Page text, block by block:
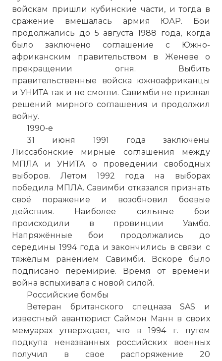
войскам пришли кубинские части, и тогда в
сражение вмешалась армия ЮАР. Бои
продолжались до 5 августа 1988 года, когда
было заключено соглашение с Южно-
африканским правительством в Женеве о
прекращении огня. Выбить
правительственные войска южноафриканцы
и УНИТА так и не смогли. Савимби не признал
решений мирного соглашения и продолжил
войну.
1990-е
31 июня 1991 года заключены
Лиссабонские мирные соглашения между
МПЛА и УНИТА о проведении свободных
выборов. Летом 1992 года на выборах
победила МПЛА. Савимби отказался признать
своё поражение и возобновил боевые
действия. Наиболее сильные бои
происходили в провинции Уамбо.
Напряжённые бои продолжались до
середины 1994 года и закончились в связи с
тяжёлым ранением Савимби. Вскоре было
подписано перемирие. Время от времени
война вспыхивала с новой силой.
Российские бомбы
Ветеран британского спецназа SAS и
известный авантюрист Саймон Манн в своих
мемуарах утверждает, что в 1994 г. путем
подкупа неназванных российских военных
получил в свое распоряжение 20
движения за освобождение Анголы
(МПЛА) Агоштинью Нету провозгласил в
Луанде, находящейся в огненном
кольце блокады южноафриканских и
заирских войск, отрядов
рекрутированных по всему миру
наемников, независимость бывшей
португальской колонии, прошло более
30 лет.
Фото статьи: